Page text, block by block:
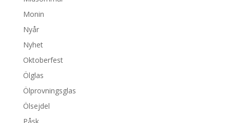
Monin
Nyår
Nyhet
Oktoberfest
Ölglas
Ölprovningsglas
Ölsejdel